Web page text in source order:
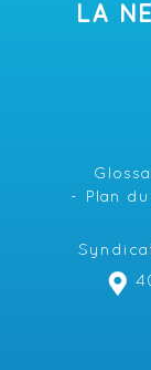
LA
Plan